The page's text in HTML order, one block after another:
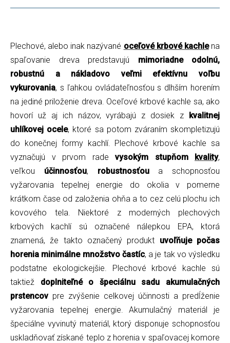
Plechové, alebo inak nazývané oceľové krbové kachlena
spaľovanie dreva predstavujú mimoriadne odolnú,
robustnú a nákladovo veľmi efektívnu voľbu
vykurovania, s ľahkou ovládateľnosťou s dlhším horením
na jediné priloženie dreva. Oceľové krbové kachle sa, ako
hovorí už aj ich názov, vyrábajú z dosiek z kvalitnej
uhlíkovej ocele, ktoré sa potom zváraním skompletizujú
do konečnej formy kachlí. Plechové krbové kachle sa
vyznačujú v prvom rade vysokým stupňom kvality,
veľkou účinnosťou, robustnosťou a schopnosťou
vyžarovania tepelnej energie do okolia v pomerne
krátkom čase od založenia ohňa a to cez celú plochu ich
kovového tela. Niektoré z moderných plechových
krbových kachlí sú označené nálepkou EPA, ktorá
znamená, že takto označený produkt uvoľňuje počas
horenia minimálne množstvo častíc, a je tak vo výsledku
podstatne ekologickejšie. Plechové krbové kachle sú
taktiež doplniteľné o špeciálnu sadu akumulačných
prstencov pre zvýšenie celkovej účinnosti a predĺženie
vyžarovania tepelnej energie. Akumulačný materiál je
špeciálne vyvinutý materiál, ktorý disponuje schopnosťou
uskladňovať získané teplo z horenia v spaľovacej komore